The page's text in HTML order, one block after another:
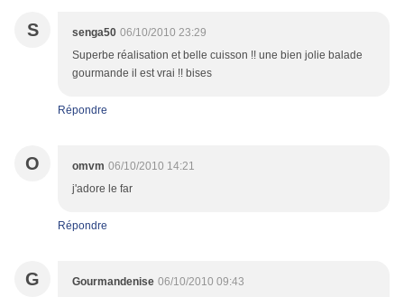
S senga50 06/10/2010 23:29
Superbe réalisation et belle cuisson !! une bien jolie balade
gourmande il est vrai !! bises
Répondre
O omvm 06/10/2010 14:21
j'adore le far
Répondre
G Gourmandenise 06/10/2010 09:43